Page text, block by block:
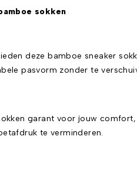
sokken
deze bamboe sneaker
pasvorm zonder te
garant voor jouw
te verminderen.